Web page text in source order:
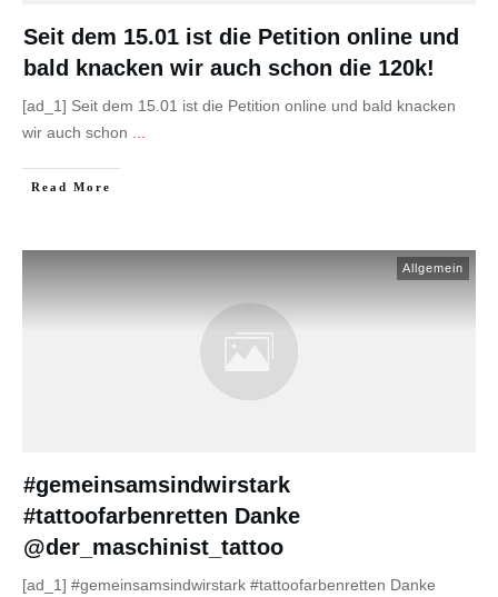
Seit dem 15.01 ist die Petition online und
bald knacken wir auch schon die 120k!
[ad_1] Seit dem 15.01 ist die Petition online und bald knacken
wir auch schon
Read More
Allgemein
#gemeinsamsindwirstark
#tattoofarbenretten Danke
@der_maschinist_tattoo
[ad_1] #gemeinsamsindwirstark #tattoofarbenretten Danke